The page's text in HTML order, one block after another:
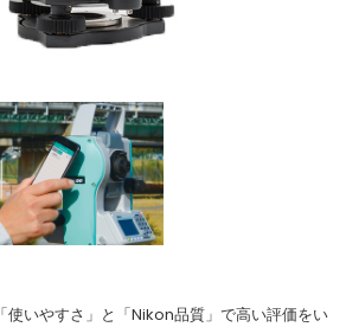
使いやすさ」と「Nikon品質」で高い評価をい